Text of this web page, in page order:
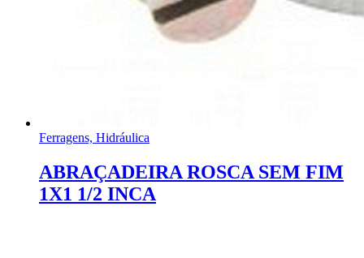
Ferragens, Hidráulica
ABRAÇADEIRA ROSCA SEM FIM
1X1 1/2 INCA